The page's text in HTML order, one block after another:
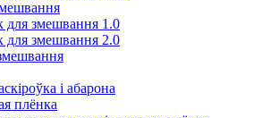
для змешвання 1.0
для змешвання 2.0
і абарона
плёнка